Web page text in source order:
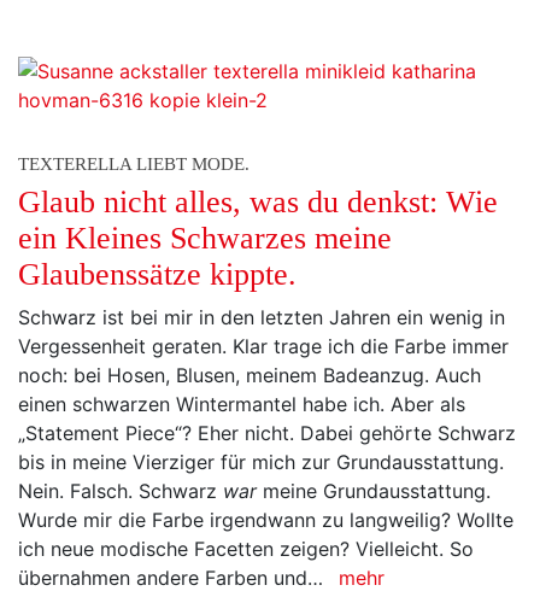
TEXTERELLA LIEBT MODE.
Glaub nicht alles, was du denkst: Wie
ein Kleines Schwarzes meine
Glaubenssätze kippte.
Schwarz ist bei mir in den letzten Jahren ein wenig in
Vergessenheit geraten. Klar trage ich die Farbe immer
noch: bei Hosen, Blusen, meinem Badeanzug. Auch
einen schwarzen Wintermantel habe ich. Aber als
„Statement Piece“? Eher nicht. Dabei gehörte Schwarz
bis in meine Vierziger für mich zur Grundausstattung.
Nein. Falsch. Schwarz warmeine Grundausstattung.
Wurde mir die Farbe irgendwann zu langweilig? Wollte
ich neue modische Facetten zeigen? Vielleicht. So
übernahmen andere Farben und…
mehr